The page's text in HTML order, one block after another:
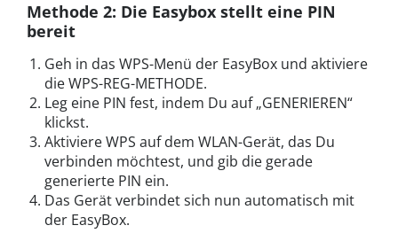
Methode 2: Die Easybox stellt eine PIN
bereit
Geh in das WPS-Menü der EasyBox und aktiviere
die WPS-REG-METHODE.
Leg eine PIN fest, indem Du auf „GENERIEREN“
klickst.
Aktiviere WPS auf dem WLAN-Gerät, das Du
verbinden möchtest, und gib die gerade
generierte PIN ein.
Das Gerät verbindet sich nun automatisch mit
der EasyBox.